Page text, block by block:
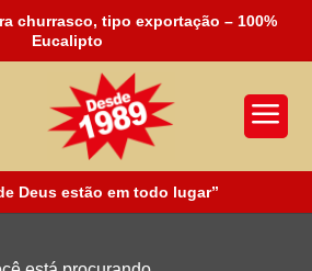
churrasco, tipo exportação – 100%
Eucalipto
a
Deus estão em todo lugar”